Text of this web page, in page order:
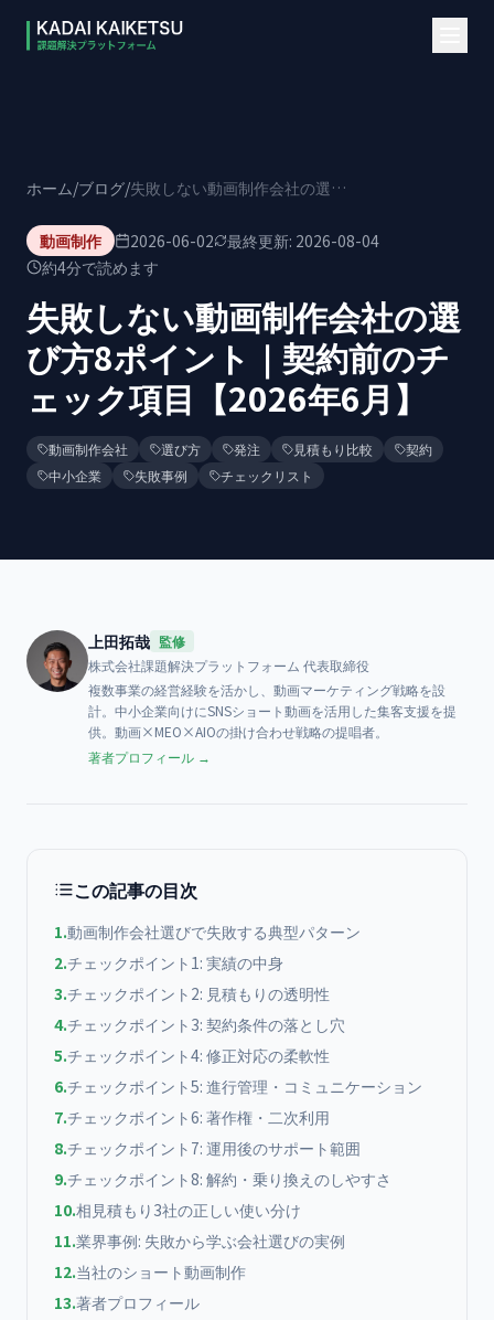
ホーム/ブログ/ 失敗しない動画制作会社の選び方8ポイント｜契約前のチェック項目【2026年6月】
動画制作 2026-06-02 最終更新: 2026-08-04
約4分で読めます
失敗しない動画制作会社の選
び方8ポイント｜契約前のチ
ェック項目【2026年6月】
動画制作会社 選び方 発注 見積もり比較
契約
中小企業
失敗事例 チェックリスト
上田拓哉 監修
株式会社課題解決プラットフォーム 代表取締役
複数事業の経営経験を活かし、動画マーケティング戦略を設
計。中小企業向けにSNSショート動画を活用した集客支援を提
供。動画×MEO×AIOの掛け合わせ戦略の提唱者。
著者プロフィール →
この記事の目次
1.動画制作会社選びで失敗する典型パターン
2.チェックポイント1: 実績の中身
3.チェックポイント2: 見積もりの透明性
4.チェックポイント3: 契約条件の落とし穴
5.チェックポイント4: 修正対応の柔軟性
6.チェックポイント5: 進行管理・コミュニケーション
7.チェックポイント6: 著作権・二次利用
8.チェックポイント7: 運用後のサポート範囲
9.チェックポイント8: 解約・乗り換えのしやすさ
10.相見積もり3社の正しい使い分け
11.業界事例: 失敗から学ぶ会社選びの実例
12.当社のショート動画制作
13.著者プロフィール